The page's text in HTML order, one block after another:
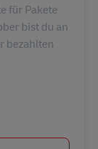
für Pakete
bist du an
bezahlten